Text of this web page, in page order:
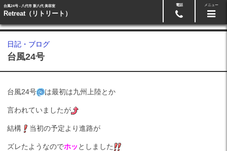
台風24号 - 八代市 新八代 美容室
Retreat（リトリート）
電話 メニュー
日記・ブログ
台風24号
台風24号 は最初は九州上陸とか
言われていましたが
結構 当初の予定より進路が
ズレたようなのでホッとしました
24時間ネット予約 0965-33-5511